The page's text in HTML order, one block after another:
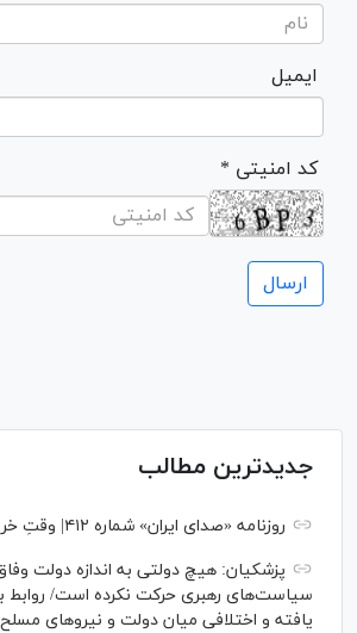
ایمیل
* کد امنیتی
جدیدترین مطالب
روزنامه «صدای ایران» شماره ۴۱۲| وقتِ خروج
پزشکیان: هیچ دولتی به اندازه دولت
سیاست‌های رهبری حرکت نکرده است/ روابط
یافته و اختلافی میان دولت و نیروهای مسلح